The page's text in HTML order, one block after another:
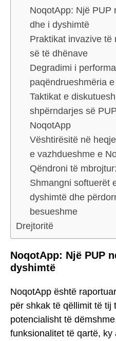
NoqotApp: Një PUP
dhe i dyshimtë
Praktikat invazive të
së të dhënave
Degradimi i
paqëndrueshmëria
Taktikat e
shpërndarjes së
NoqotApp
Vështirësitë në
e vazhdueshme e
Qëndroni të mbrojtur:
Shmangni softuerët
dyshimtë dhe
besueshme
Drejtoritë
NoqotApp: Një PUP
dyshimtë
NoqotApp është
për shkak të qëllimit të tij
potencialisht të
funksionalitet të qartë,